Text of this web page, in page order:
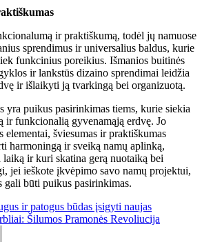
ir praktiškumą, todėl jų namuose
sprendimus ir universalius baldus, kurie
funkcinius poreikius. Išmanios buitinės
ir lankstūs dizaino sprendimai leidžia
ir išlaikyti ją tvarkingą bei organizuotą.
yra puikus pasirinkimas tiems, kurie siekia
ir funkcionalią gyvenamąją erdvę. Jo
elementai, šviesumas ir praktiškumas
harmoningą ir sveiką namų aplinką,
ir kuri skatina gerą nuotaiką bei
jei ieškote įkvėpimo savo namų projektui,
gali būti puikus pasirinkimas.
ir patogus būdas įsigyti naujas
Šilumos Pramonės Revoliucija